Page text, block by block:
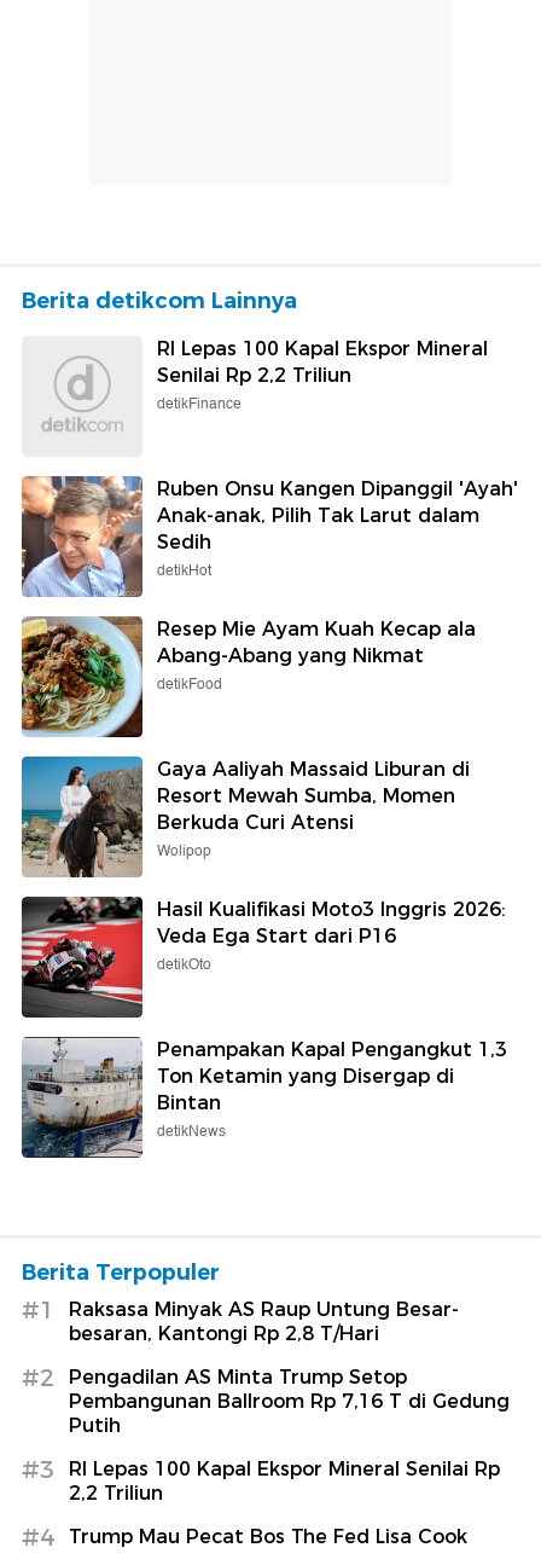
Berita detikcom Lainnya
RI Lepas 100 Kapal Ekspor Mineral
Senilai Rp 2,2 Triliun
detikFinance
Ruben Onsu Kangen Dipanggil 'Ayah'
Anak-anak, Pilih Tak Larut dalam
Sedih
detikHot
Resep Mie Ayam Kuah Kecap ala
Abang-Abang yang Nikmat
detikFood
Gaya Aaliyah Massaid Liburan di
Resort Mewah Sumba, Momen
Berkuda Curi Atensi
Wolipop
Hasil Kualifikasi Moto3 Inggris 2026:
Veda Ega Start dari P16
detikOto
Penampakan Kapal Pengangkut 1,3
Ton Ketamin yang Disergap di
Bintan
detikNews
Berita Terpopuler
#1
Raksasa Minyak AS Raup Untung Besar-
besaran, Kantongi Rp 2,8 T/Hari
#2
Pengadilan AS Minta Trump Setop
Pembangunan Ballroom Rp 7,16 T di Gedung
Putih
#3
RI Lepas 100 Kapal Ekspor Mineral Senilai Rp
2,2 Triliun
#4 Trump Mau Pecat Bos The Fed Lisa Cook